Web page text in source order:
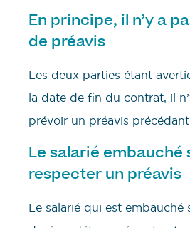
En principe, il n’y a
de préavis
Les deux parties étant
la date de fin du contrat, il
prévoir un préavis précédant
Le salarié embauché
respecter un préavis
Le salarié qui est embauché